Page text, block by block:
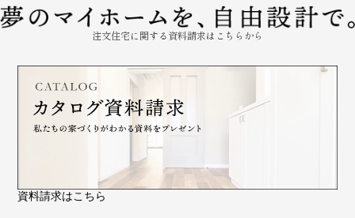
注文住宅に関する資料請求はこちらから
資料請求はこちら